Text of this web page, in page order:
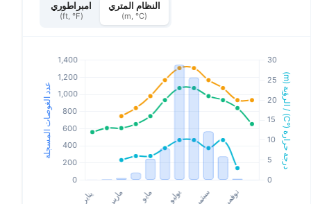
النظام المتري
(m, °C)
امبراطوري
(ft, °F)